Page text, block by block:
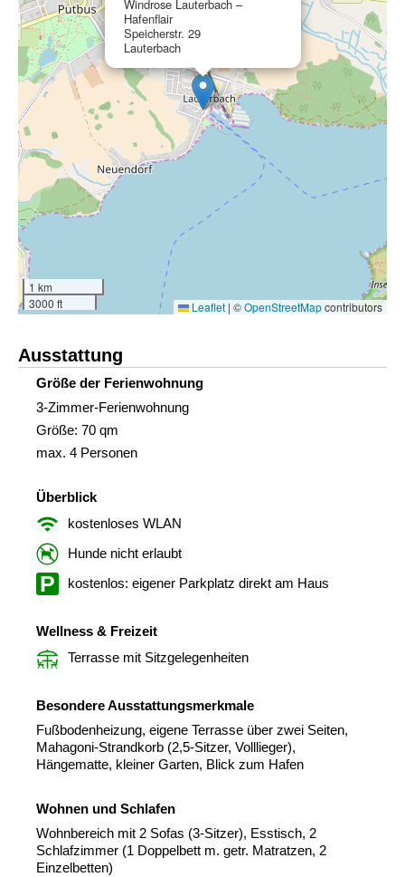
Windrose Lauterbach –
Hafenflair
Speicherstr. 29
Lauterbach
1 km
3000 ft
Leaflet | ©OpenStreetMapcontributors
Ausstattung
Größe der Ferienwohnung
3-Zimmer-Ferienwohnung
Größe: 70 qm
max. 4 Personen
Überblick
kostenloses WLAN
Hunde nicht erlaubt
kostenlos: eigener Parkplatz direkt am Haus
Wellness & Freizeit
Terrasse mit Sitzgelegenheiten
Besondere Ausstattungsmerkmale
Fußbodenheizung, eigene Terrasse über zwei Seiten,
Mahagoni-Strandkorb (2,5-Sitzer, Volllieger),
Hängematte, kleiner Garten, Blick zum Hafen
Wohnen und Schlafen
Wohnbereich mit 2 Sofas (3-Sitzer), Esstisch, 2
Schlafzimmer (1 Doppelbett m. getr. Matratzen, 2
Einzelbetten)